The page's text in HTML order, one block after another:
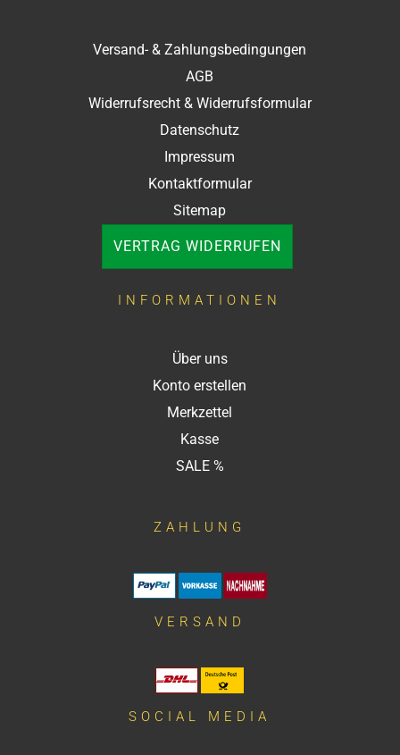
Versand- & Zahlungsbedingungen
AGB
Widerrufsrecht & Widerrufsformular
Datenschutz
Impressum
Kontaktformular
Sitemap
VERTRAG WIDERRUFEN
INFORMATIONEN
Über uns
Konto erstellen
Merkzettel
Kasse
SALE %
ZAHLUNG
VERSAND
SOCIAL MEDIA